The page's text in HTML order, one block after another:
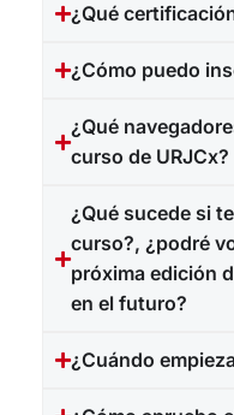
¿Qué
¿Cómo puedo
¿Qué
curso de URJCx?
¿Qué sucede si
curso?, ¿podré
próxima edición
en el futuro?
¿Cuándo